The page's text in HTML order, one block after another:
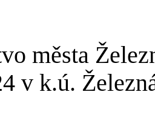
města
v k.ú.